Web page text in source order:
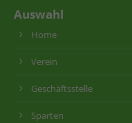
Auswahl
Home
Verein
Geschäftsstelle
Sparten